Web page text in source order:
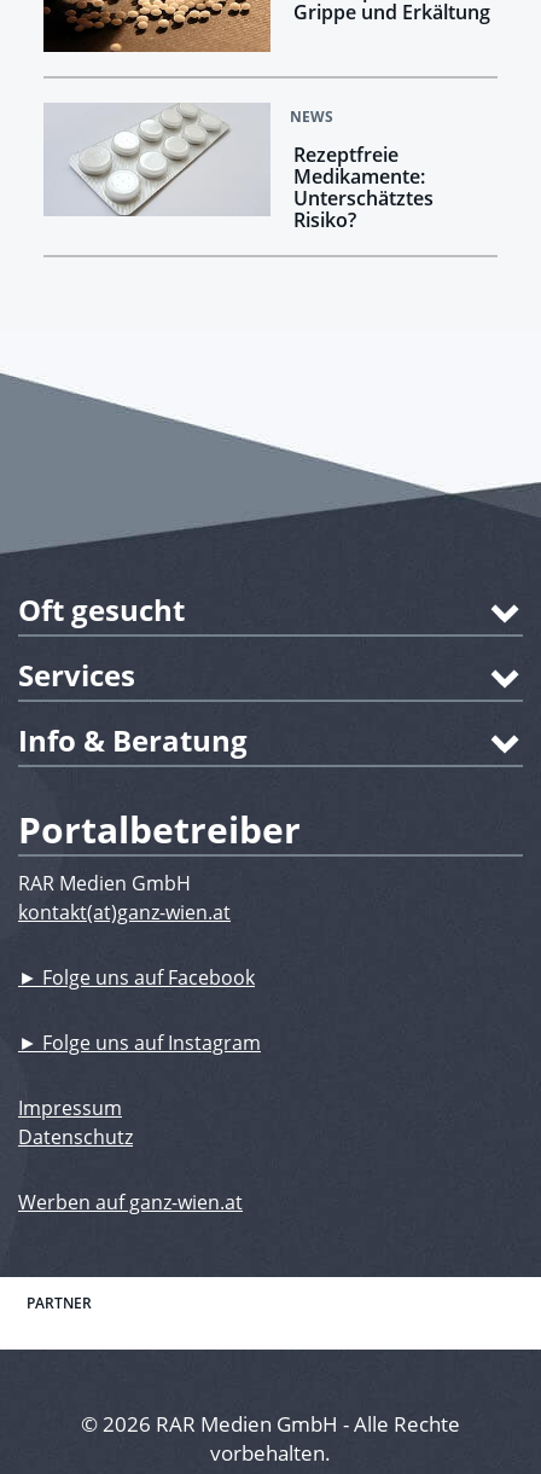
Grippe und Erkältung
NEWS
Rezeptfreie
Medikamente:
Unterschätztes
Risiko?
Oft gesucht
Services
Info & Beratung
Portalbetreiber
RAR Medien GmbH
kontakt(at)ganz-wien.at
► Folge uns auf Facebook
► Folge uns auf Instagram
Impressum
Datenschutz
Werben auf ganz-wien.at
PARTNER
© 2026 RAR Medien GmbH - Alle Rechte
vorbehalten.